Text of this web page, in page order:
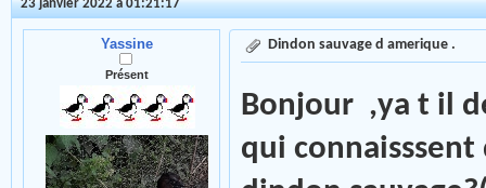
23 janvier 2022 à 01:21:17
Yassine
Présent
Dindon sauvage d amerique .
Bonjour ,ya t il
qui